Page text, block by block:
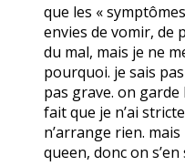
que les «
envies de vomir, de
du mal, mais je ne
pourquoi. je sais
pas grave. on garde
fait que je n’ai
n’arrange rien.
queen, donc on